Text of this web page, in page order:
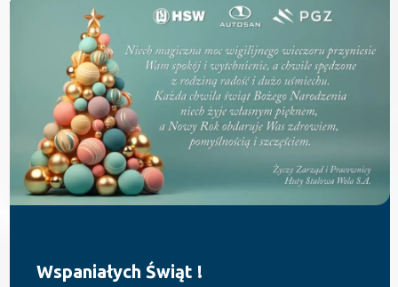
Wspaniałych Świąt !